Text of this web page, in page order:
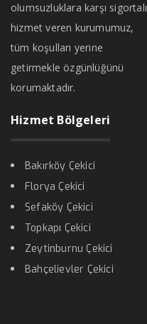
olumsuzluklara karşı sigortalı
hizmet veren kurumumuz,
tüm koşulları yerine
getirmekle özgünlüğünü
korumaktadır.
Hizmet Bölgeleri
Bakırköy Çekici
Florya Çekici
Sefaköy Çekici
Topkapı Çekici
Zeytinburnu Çekici
Bahçelievler Çekici